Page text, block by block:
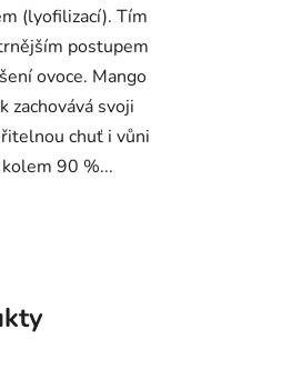
(lyofilizací). Tím
postupem
ovoce. Mango
zachovává svoji
chuť i vůni
kolem 90 %...